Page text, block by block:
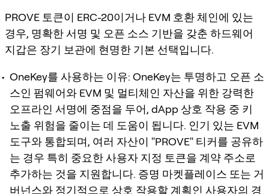
PROVE 토큰이 ERC-20이거나 EVM 호환 체인에 있는
경우, 명확한 서명 및 오픈 소스 기반을 갖춘 하드웨어
지갑은 장기 보관에 현명한 기본 선택입니다.
OneKey를 사용하는 이유: OneKey는 투명하고 오픈 소
스인 펌웨어와 EVM 및 멀티체인 자산을 위한 강력한
오프라인 서명에 중점을 두어, dApp 상호 작용 중 키
노출 위험을 줄이는 데 도움이 됩니다. 인기 있는 EVM
도구와 통합되며, 여러 자산이 "PROVE" 티커를 공유하
는 경우 특히 중요한 사용자 지정 토큰을 계약 주소로
추가하는 것을 지원합니다. 증명 마켓플레이스 또는 거
버넌스와 정기적으로 상호 작용할 계획인 사용자의 경